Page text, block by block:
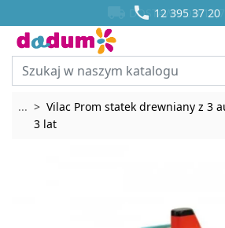
 12 395 37 20
DOSTAWA OD

... Rozwiń breadcrumbs
Vilac Prom statek drewniany z 3
3 lat